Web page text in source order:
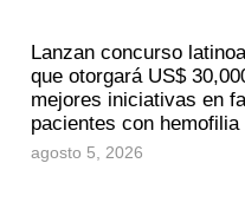
Lanzan concurso
que otorgará US$
mejores iniciativas en
pacientes con hemofilia
agosto 5, 2026